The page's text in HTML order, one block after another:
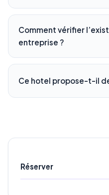
Comment vérifier
entreprise ?
Ce hotel propose-t-il
Réserver